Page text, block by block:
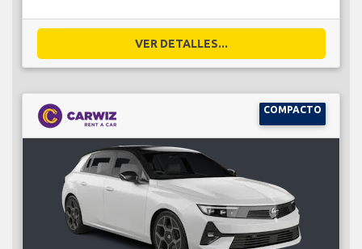
VER DETALLES...
COMPACTO